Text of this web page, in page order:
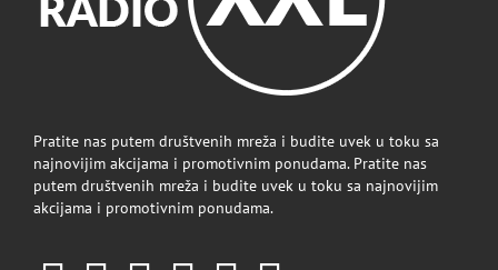
Pratite nas putem društvenih mreža i budite uvek u toku sa
najnovijim akcijama i promotivnim ponudama. Pratite nas
putem društvenih mreža i budite uvek u toku sa najnovijim
akcijama i promotivnim ponudama.